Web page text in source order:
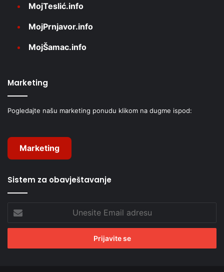
MojTeslić.info
MojPrnjavor.info
MojŠamac.info
Marketing
Pogledajte našu marketing ponudu klikom na dugme ispod:
Marketing
Sistem za obavještavanje
Email
adresu